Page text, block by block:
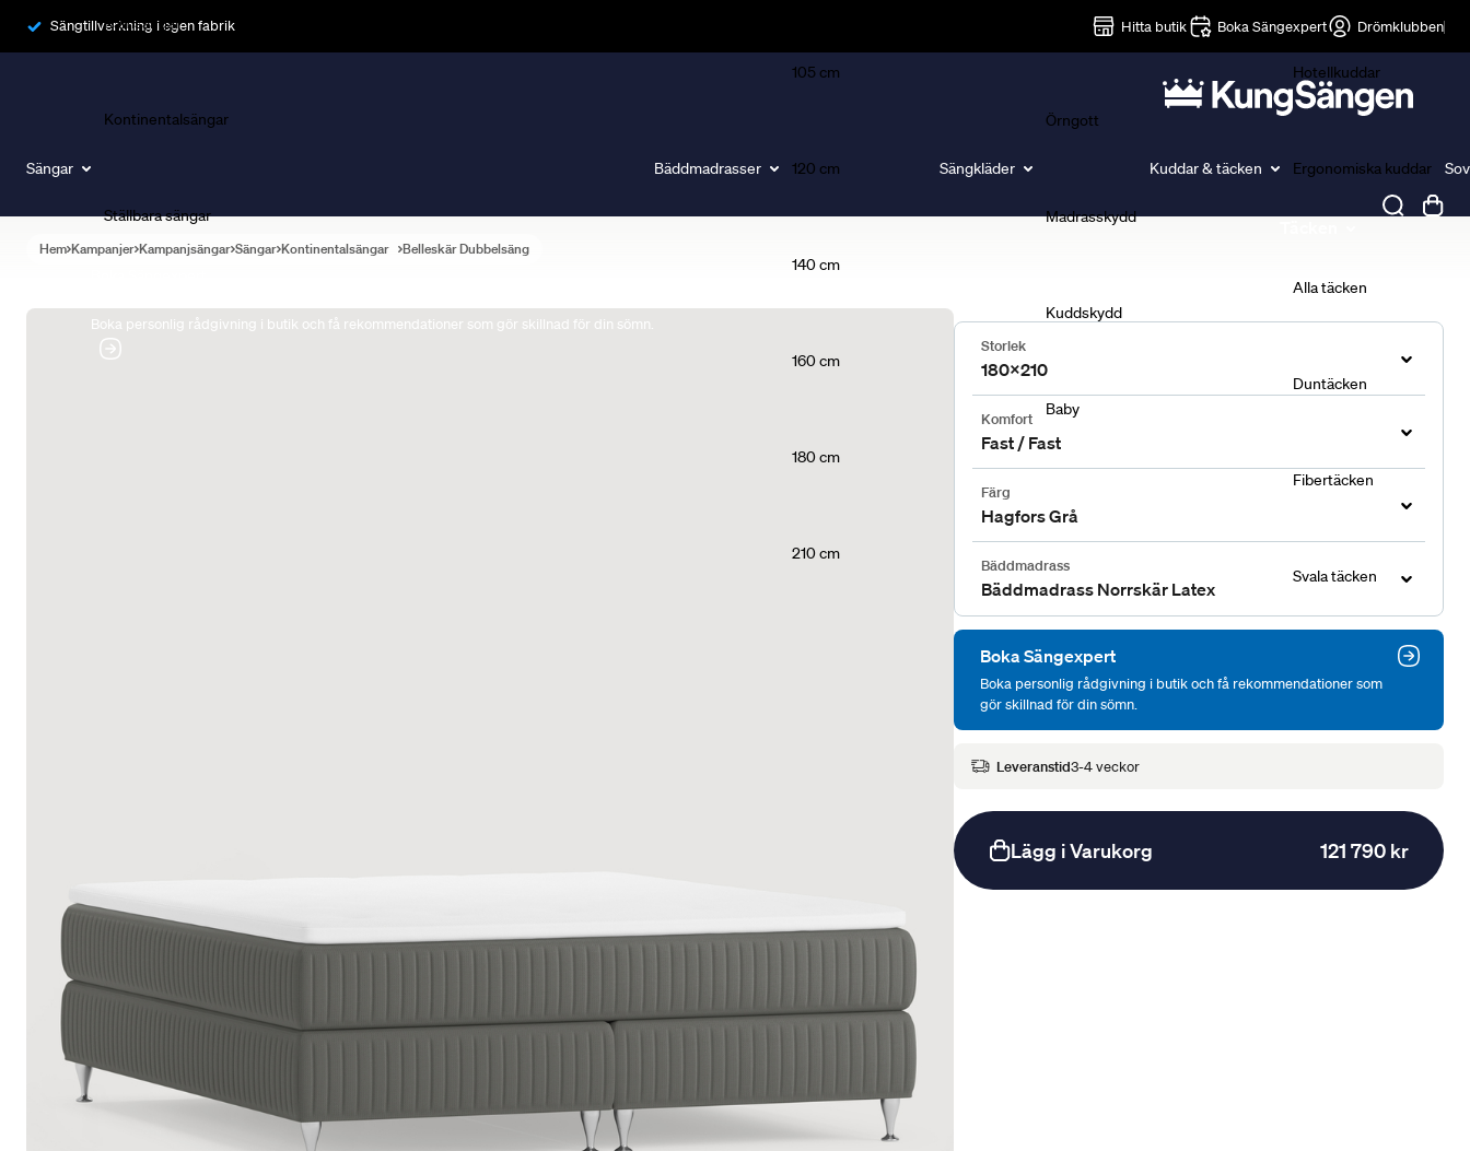
Sängtillverkning i egen fabrik Hitta butik Boka Sängexpert Drömklubben
Sängar
Ramsängar
Kontinentalsängar
Ställbara sängar
Boka personlig rådgivning i butik och få rekommendationer som gör skillnad för din sömn.
Bäddmadrasser
105 cm
120 cm
140 cm
160 cm
180 cm
210 cm
Sängkläder
Örngott
Madrasskydd
Kuddskydd
Baby
Kuddar & täcken
Hotellkuddar
Ergonomiska kuddar
Alla täcken
Duntäcken
Fibertäcken
Svala täcken
Hem Kampanjer Kampanjsängar Sängar Kontinentalsängar Belleskär Dubbelsäng
Storlek
180x210
Komfort
Fast / Fast
Färg
Hagfors Grå
Bäddmadrass
Bäddmadrass Norrskär Latex
Boka Sängexpert
Boka personlig rådgivning i butik och få rekommendationer som
gör skillnad för din sömn.
Leveranstid3-4 veckor
Lägg i Varukorg 121 790 kr